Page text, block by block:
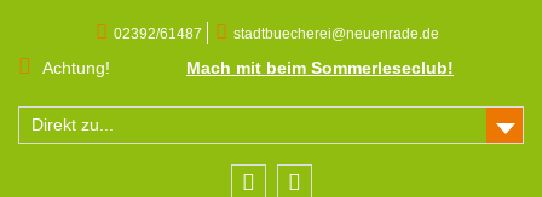
content
02392/61487 stadtbuecherei@neuenrade.de
Achtung! Mach mit beim Sommerleseclub!
Direkt zu...